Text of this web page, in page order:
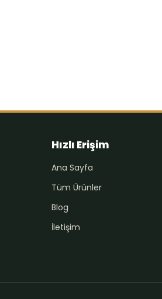
Hızlı Erişim
Ana Sayfa
Tüm Ürünler
Blog
İletişim